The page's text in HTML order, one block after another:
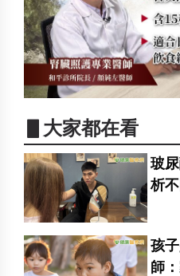
▋大家都在看
玻
析
孩
師